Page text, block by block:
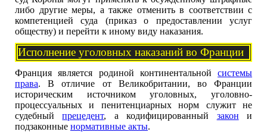
либо другие меры, а также отменить в соответствии с
компетенцией суда (приказ о предоставлении услуг
обществу) и перейти к иному виду наказания.
Исполнение уголовных наказаний во Франции
Франция является родиной континентальной системы
права. В отличие от Великобритании, во Франции
историческим источником уголовных, уголовно-
процессуальных и пенитенциарных норм служит не
судебныйпрецедент, а кодифицированный закон и
подзаконные нормативные акты.